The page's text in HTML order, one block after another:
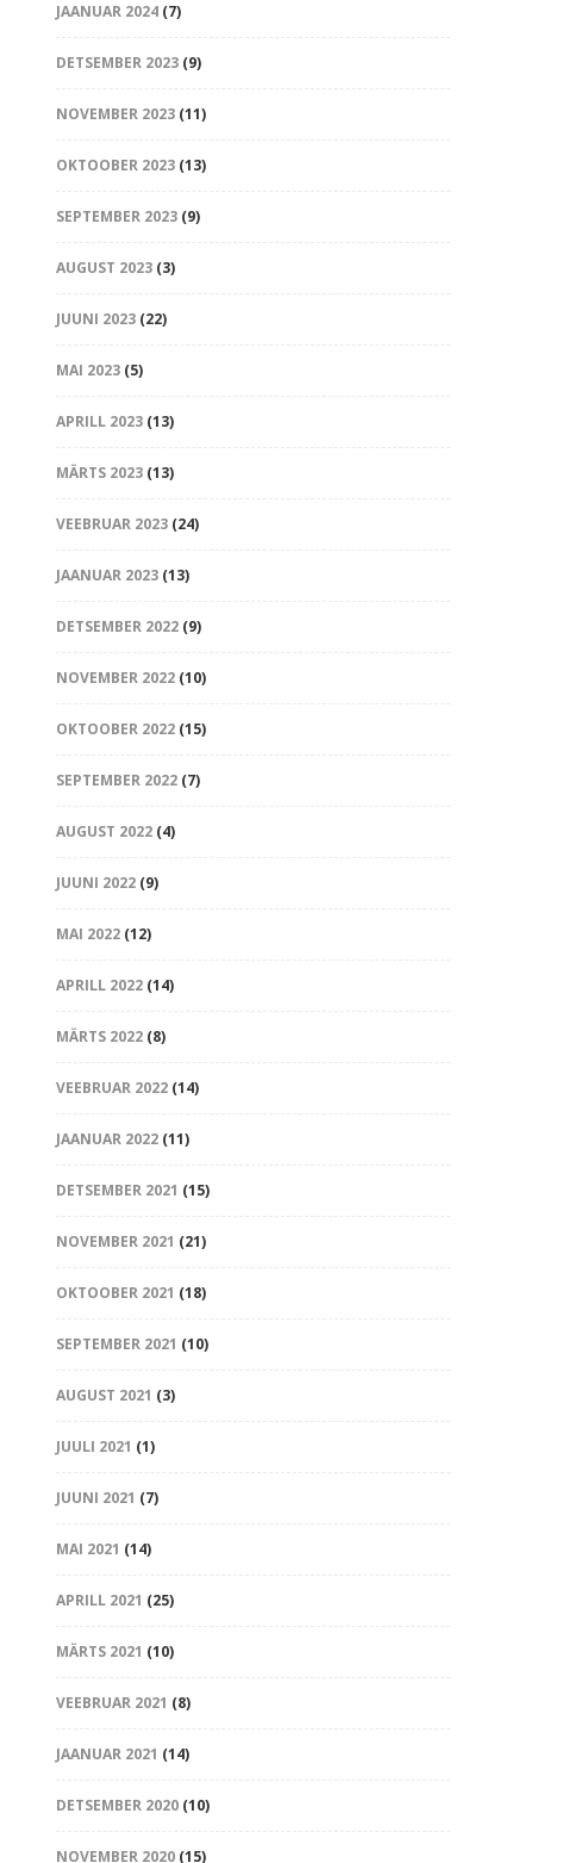
JAANUAR 2024(7)
DETSEMBER 2023(9)
NOVEMBER 2023(11)
OKTOOBER 2023(13)
SEPTEMBER 2023(9)
AUGUST 2023(3)
JUUNI 2023(22)
MAI 2023(5)
APRILL 2023(13)
MÄRTS 2023(13)
VEEBRUAR 2023(24)
JAANUAR 2023(13)
DETSEMBER 2022(9)
NOVEMBER 2022(10)
OKTOOBER 2022(15)
SEPTEMBER 2022(7)
AUGUST 2022(4)
JUUNI 2022(9)
MAI 2022(12)
APRILL 2022(14)
MÄRTS 2022(8)
VEEBRUAR 2022(14)
JAANUAR 2022(11)
DETSEMBER 2021 (15)
NOVEMBER 2021 (21)
OKTOOBER 2021 (18)
SEPTEMBER 2021 (10)
AUGUST 2021 (3)
JUULI 2021 (1)
JUUNI 2021 (7)
MAI 2021 (14)
APRILL 2021 (25)
MÄRTS 2021 (10)
VEEBRUAR 2021 (8)
JAANUAR 2021 (14)
DETSEMBER 2020(10)
NOVEMBER 2020(15)